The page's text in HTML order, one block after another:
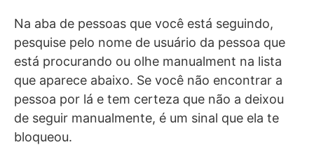
Na aba de pessoas que você está seguindo,
pesquise pelo nome de usuário da pessoa que
está procurando ou olhe manualment na lista
que aparece abaixo. Se você não encontrar a
pessoa por lá e tem certeza que não a deixou
de seguir manualmente, é um sinal que ela te
bloqueou.